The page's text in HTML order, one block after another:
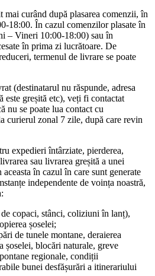
mai curând după plasarea comenzii, în
18:00. În cazul comenzilor plasate în
– Vineri 10:00-18:00) sau în
în prima zi lucrătoare. De
termenul de livrare se poate
(destinatarul nu răspunde, adresa
este greșită etc), veți fi contactat
nu se poate lua contact cu
curierul zonal 7 zile, după care revin
expedieri întârziate, pierderea,
sau livrarea greșită a unei
în cazul în care sunt generate
independente de voința noastră,
copaci, stânci, coliziuni în lanț),
șoselei;
de tunele montane, deraierea
șoselei, blocări naturale, greve
regionale, condiții
bunei desfășurări a itinerariului